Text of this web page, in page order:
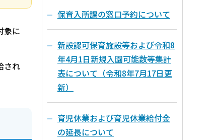
象に
され
保育入所課の窓口予約について
新設認可保育施設等および令和8
年4月1日新規入園可能数等集計
表について（令和8年7月17日更
新）
育児休業および育児休業給付金
の延長について